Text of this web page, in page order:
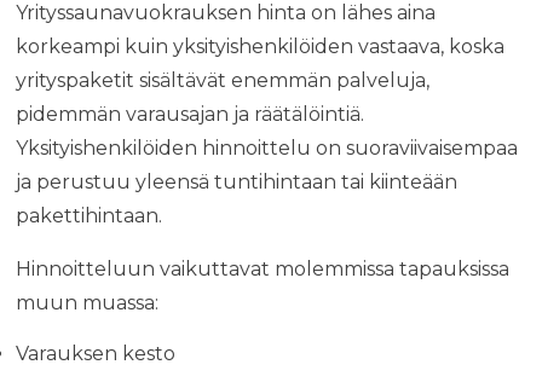
Yrityssaunavuokrauksen hinta on lähes aina
korkeampi kuin yksityishenkilöiden vastaava, koska
yrityspaketit sisältävät enemmän palveluja,
pidemmän varausajan ja räätälöintiä.
Yksityishenkilöiden hinnoittelu on suoraviivaisempaa
ja perustuu yleensä tuntihintaan tai kiinteään
pakettihintaan.
Hinnoitteluun vaikuttavat molemmissa tapauksissa
muun muassa:
Varauksen kesto